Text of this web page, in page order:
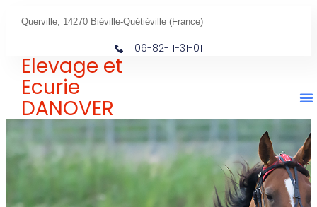
Querville, 14270 Biéville-Quétiéville (France)
06-82-11-31-01
Elevage et
Ecurie
DANOVER